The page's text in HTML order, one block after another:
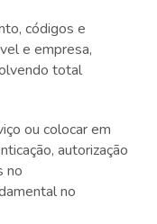
códigos e
e empresa,
total
ou colocar em
autorização
no
no